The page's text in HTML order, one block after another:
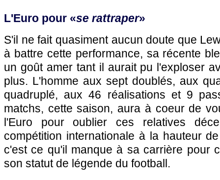
L'Euro pour «se rattraper»
S'il ne fait quasiment aucun doute que
à battre cette performance, sa récente
un goût amer tant il aurait pu l'exploser
plus. L'homme aux sept doublés, aux
quadruplé, aux 46 réalisations et 9
matchs, cette saison, aura à coeur de
l'Euro pour oublier ces relatives
compétition internationale à la hauteur
c'est ce qu'il manque à sa carrière pour
son statut de légende du football.